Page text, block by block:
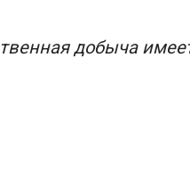
добыча